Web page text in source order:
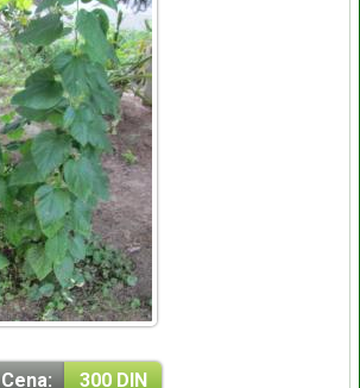
Cena:
300 DIN